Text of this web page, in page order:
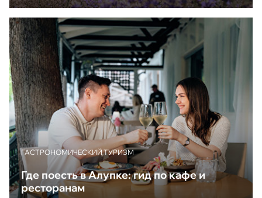
ГАСТРОНОМИЧЕСКИЙ ТУРИЗМ
Где поесть в Алупке: гид по кафе и
ресторанам